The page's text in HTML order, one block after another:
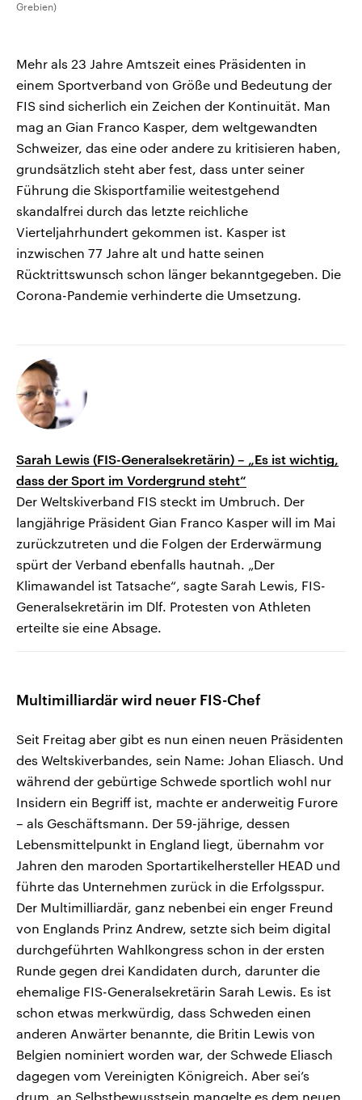
Grebien)
Mehr als 23 Jahre Amtszeit eines Präsidenten in
einem Sportverband von Größe und Bedeutung der
FIS sind sicherlich ein Zeichen der Kontinuität. Man
mag an Gian Franco Kasper, dem weltgewandten
Schweizer, das eine oder andere zu kritisieren haben,
grundsätzlich steht aber fest, dass unter seiner
Führung die Skisportfamilie weitestgehend
skandalfrei durch das letzte reichliche
Vierteljahrhundert gekommen ist. Kasper ist
inzwischen 77 Jahre alt und hatte seinen
Rücktrittswunsch schon länger bekanntgegeben. Die
Corona-Pandemie verhinderte die Umsetzung.
Sarah Lewis (FIS-Generalsekretärin) – „Es ist wichtig,
dass der Sport im Vordergrund steht“
Der Weltskiverband FIS steckt im Umbruch. Der
langjährige Präsident Gian Franco Kasper will im Mai
zurückzutreten und die Folgen der Erderwärmung
spürt der Verband ebenfalls hautnah. „Der
Klimawandel ist Tatsache“, sagte Sarah Lewis, FIS-
Generalsekretärin im Dlf. Protesten von Athleten
erteilte sie eine Absage.
Multimilliardär wird neuer FIS-Chef
Seit Freitag aber gibt es nun einen neuen Präsidenten
des Weltskiverbandes, sein Name: Johan Eliasch. Und
während der gebürtige Schwede sportlich wohl nur
Insidern ein Begriff ist, machte er anderweitig Furore
– als Geschäftsmann. Der 59-jährige, dessen
Lebensmittelpunkt in England liegt, übernahm vor
Jahren den maroden Sportartikelhersteller HEAD und
führte das Unternehmen zurück in die Erfolgsspur.
Der Multimilliardär, ganz nebenbei ein enger Freund
von Englands Prinz Andrew, setzte sich beim digital
durchgeführten Wahlkongress schon in der ersten
Runde gegen drei Kandidaten durch, darunter die
ehemalige FIS-Generalsekretärin Sarah Lewis. Es ist
schon etwas merkwürdig, dass Schweden einen
anderen Anwärter benannte, die Britin Lewis von
Belgien nominiert worden war, der Schwede Eliasch
dagegen vom Vereinigten Königreich. Aber sei’s
drum, an Selbstbewusstsein mangelte es dem neuen